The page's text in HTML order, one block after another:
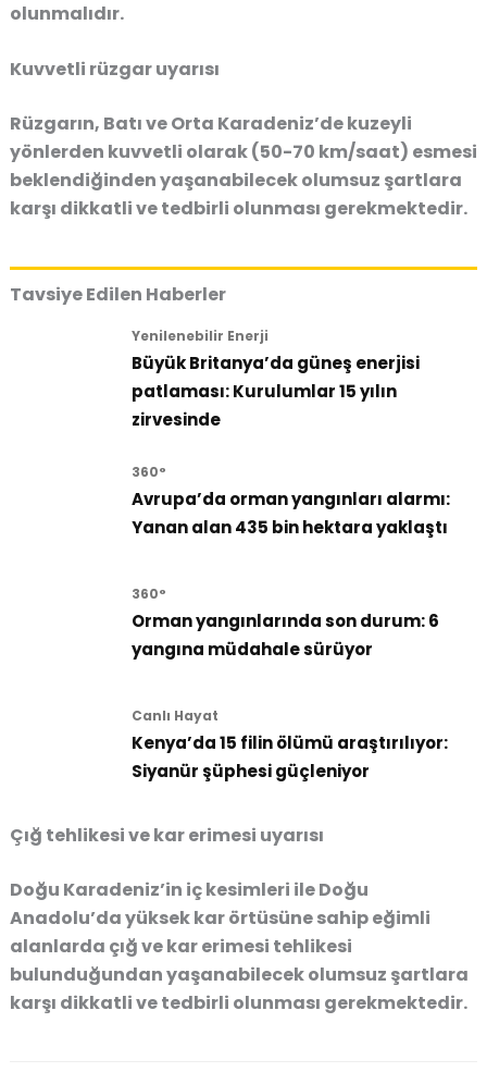
olunmalıdır.
Kuvvetli rüzgar uyarısı
Rüzgarın, Batı ve Orta Karadeniz’de kuzeyli
yönlerden kuvvetli olarak (50-70 km/saat) esmesi
beklendiğinden yaşanabilecek olumsuz şartlara
karşı dikkatli ve tedbirli olunması gerekmektedir.
Tavsiye Edilen Haberler
Yenilenebilir Enerji
Büyük Britanya’da güneş enerjisi
patlaması: Kurulumlar 15 yılın
zirvesinde
360°
Avrupa’da orman yangınları alarmı:
Yanan alan 435 bin hektara yaklaştı
360°
Orman yangınlarında son durum: 6
yangına müdahale sürüyor
Canlı Hayat
Kenya’da 15 filin ölümü araştırılıyor:
Siyanür şüphesi güçleniyor
Çığ tehlikesi ve kar erimesi uyarısı
Doğu Karadeniz’in iç kesimleri ile Doğu
Anadolu’da yüksek kar örtüsüne sahip eğimli
alanlarda çığ ve kar erimesi tehlikesi
bulunduğundan yaşanabilecek olumsuz şartlara
karşı dikkatli ve tedbirli olunması gerekmektedir.